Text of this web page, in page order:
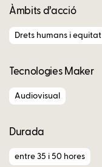
Àmbits d’acció
Drets humans i equitat
Tecnologies Maker
Audiovisual
Durada
entre 35 i 50 hores